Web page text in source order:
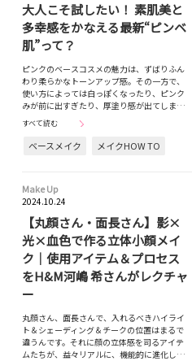
大人こそ試したい！ 素肌美と
多幸感をかなえる最新“ピンベ
肌”って？
ピンクのベースコスメの魅力は、ずばりふん
わり柔らかなトーンアップ感。その一方で、
使い方によっては白っぽくなったり、ピンク
みが前に出すぎたり、厚塗り感が出てしま…
すべて読む
ベースメイク メイクHOW TO
Make Up
2024.10.24
【丸顔さん・面長さん】影×
光×血色で作る立体小顔メイ
ク｜使用アイテム＆プロセス
をH&M河嶋 希さんがレクチャ
ー
丸顔さん、面長さんで、入れるべきハイライ
ト＆シェーディング＆チークの位置はまるで
違うんです。それに顔の立体感を司るアイテ
ムたちが、益々リアルに、機能的に進化し…